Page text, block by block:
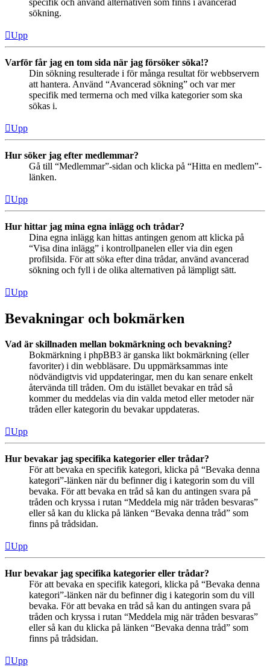
sökning.
Upp
Varför får jag en tom sida när jag försöker söka!?
Din sökning resulterade i för många resultat för webbservern
att hantera. Använd “Avancerad sökning” och var mer
specifik med termerna och med vilka kategorier som ska
sökas i.
Upp
Hur söker jag efter medlemmar?
Gå till “Medlemmar”-sidan och klicka på “Hitta en medlem”-
länken.
Upp
Hur hittar jag mina egna inlägg och trådar?
Dina egna inlägg kan hittas antingen genom att klicka på
“Visa dina inlägg” i kontrollpanelen eller via din egen
profilsida. För att söka efter dina trådar, använd avancerad
sökning och fyll i de olika alternativen på lämpligt sätt.
Upp
Bevakningar och bokmärken
Vad är skillnaden mellan bokmärkning och bevakning?
Bokmärkning i phpBB3 är ganska likt bokmärkning (eller
favoriter) i din webbläsare. Du uppmärksammas inte
nödvändigtvis vid uppdateringar, men du kan senare enkelt
återvända till tråden. Om du istället bevakar en tråd så
kommer du meddelas via din valda metod eller metoder när
tråden eller kategorin du bevakar uppdateras.
Upp
Hur bevakar jag specifika kategorier eller trådar?
För att bevaka en specifik kategori, klicka på “Bevaka denna
kategori”-länken när du befinner dig i kategorin som du vill
bevaka. För att bevaka en tråd så kan du antingen svara på
tråden och kryssa i rutan “Meddela mig när tråden besvaras”
eller så kan du klicka på länken “Bevaka denna tråd” som
finns på trådsidan.
Upp
Hur bevakar jag specifika kategorier eller trådar?
För att bevaka en specifik kategori, klicka på “Bevaka denna
kategori”-länken när du befinner dig i kategorin som du vill
bevaka. För att bevaka en tråd så kan du antingen svara på
tråden och kryssa i rutan “Meddela mig när tråden besvaras”
eller så kan du klicka på länken “Bevaka denna tråd” som
finns på trådsidan.
Upp